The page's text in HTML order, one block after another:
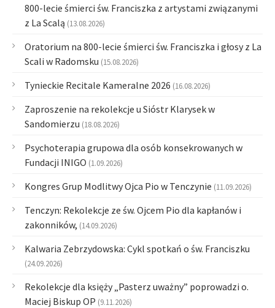
800-lecie śmierci św. Franciszka z artystami związanymi
z La Scalą (13.08.2026)
Oratorium na 800-lecie śmierci św. Franciszka i głosy z La
Scali w Radomsku (15.08.2026)
Tynieckie Recitale Kameralne 2026 (16.08.2026)
Zaproszenie na rekolekcje u Sióstr Klarysek w
Sandomierzu (18.08.2026)
Psychoterapia grupowa dla osób konsekrowanych w
Fundacji INIGO (1.09.2026)
Kongres Grup Modlitwy Ojca Pio w Tenczynie (11.09.2026)
Tenczyn: Rekolekcje ze św. Ojcem Pio dla kapłanów i
zakonników, (14.09.2026)
Kalwaria Zebrzydowska: Cykl spotkań o św. Franciszku
(24.09.2026)
Rekolekcje dla księży „Pasterz uważny” poprowadzi o.
Maciej Biskup OP (9.11.2026)